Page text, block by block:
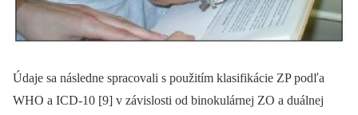
Údaje sa následne spracovali s použitím klasifikácie ZP podľa
WHO a ICD-10 [9] v závislosti od binokulárnej ZO a duálnej